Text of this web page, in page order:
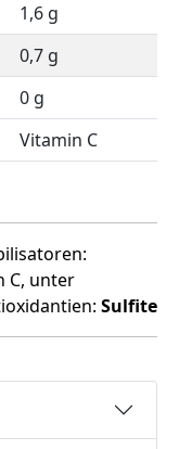
1,6 g
0,7 g
0 g
Vitamin C
C, unter
Sulfite